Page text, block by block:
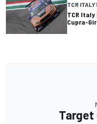
TCR ITALY
TCR
Cupra-
Target